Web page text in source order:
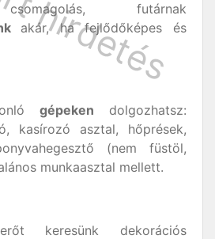
futárnak
akár, ha fejlődőképes és
gépeken dolgozhatsz:
kasírozó asztal, hőprések,
(nem füstöl,
munkaasztal mellett.
keresünk dekorációs